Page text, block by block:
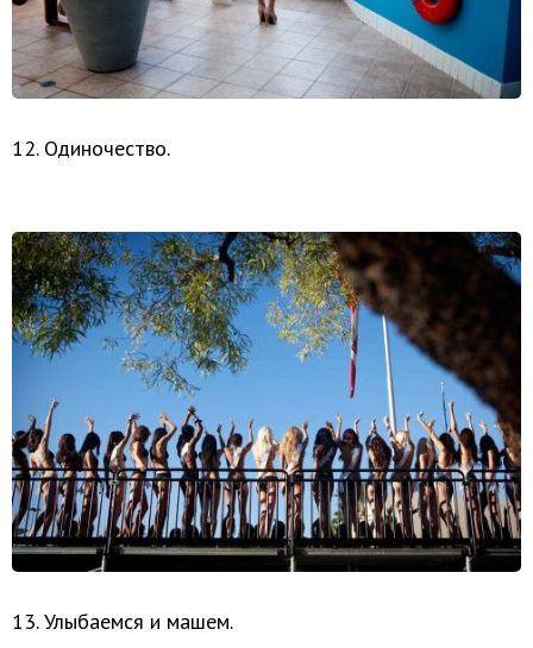
12. Одиночество.
13. Улыбаемся и машем.